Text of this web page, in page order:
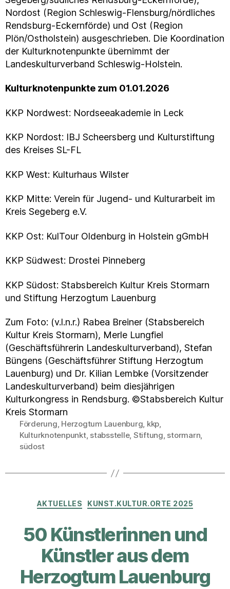
Nordost (Region Schleswig-Flensburg/nördliches
Rendsburg-Eckernförde) und Ost (Region
Plön/Ostholstein) ausgeschrieben. Die Koordination
der Kulturknotenpunkte übernimmt der
Landeskulturverband Schleswig-Holstein.
Kulturknotenpunkte zum 01.01.2026
KKP Nordwest: Nordseeakademie in Leck
KKP Nordost: IBJ Scheersberg und Kulturstiftung
des Kreises SL-FL
KKP West: Kulturhaus Wilster
KKP Mitte: Verein für Jugend- und Kulturarbeit im
Kreis Segeberg e.V.
KKP Ost: KulTour Oldenburg in Holstein gGmbH
KKP Südwest: Drostei Pinneberg
KKP Südost: Stabsbereich Kultur Kreis Stormarn
und Stiftung Herzogtum Lauenburg
Zum Foto: (v.l.n.r.) Rabea Breiner (Stabsbereich
Kultur Kreis Stormarn), Merle Lungfiel
(Geschäftsführerin Landeskulturverband), Stefan
Büngens (Geschäftsführer Stiftung Herzogtum
Lauenburg) und Dr. Kilian Lembke (Vorsitzender
Landeskulturverband) beim diesjährigen
Kulturkongress in Rendsburg. ©Stabsbereich Kultur
Kreis Stormarn
Schlagwörter
Förderung, Herzogtum Lauenburg, kkp,
Kulturknotenpunkt, stabsstelle, Stiftung, stormarn,
südost
Kategorien
AKTUELLES KUNST.KULTUR.ORTE 2025
50 Künstlerinnen und
Künstler aus dem
Herzogtum Lauenburg